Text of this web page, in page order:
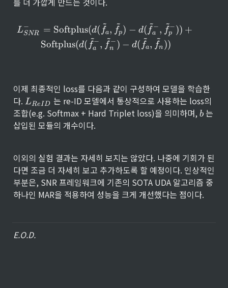
ol
g
}
(
\
ti
e
{
F
}
)
L_{SNR}^- =
LSNR
− = Softplus(d( f
~
a, f
~
p) − d( f
~
a
−, f
~
p
−)) +
Softplus(d( f
~
a
−, f
~
n
−) − d( f
~
a, f
~
n ))
이제 최종적인 loss를 다음과 같이 구성하여 모델을 학습한
다. L
_
{
R
}
LReID 는 re-ID 모델에서 통상적으로 사용하는 loss의
조합(e.g. Softmax + Hard Triplet loss)을 의미하며, b
b 는
삽입된 모듈의 개수이다.
이외의 실험 결과는 자세히 보지는 않았다. 나중에 기회가 된
다면 조금 더 자세히 보고 추가하도록 할 예정이다. 인상적인
부분은, SNR 프레임워크에 기존의 SOTA UDA 알고리즘 중
하나인 MAR을 적용하여 성능을 크게 개선했다는 점이다.
E.O.D.